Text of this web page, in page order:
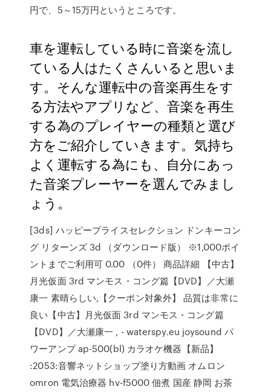
円で、5～15万円というところです。
車を運転している時に音楽を流し
ている人はたくさんいると思いま
す。そんな運転中の音楽再生をす
る方法やアプリなど、音楽を再生
する為のプレイヤーの種類と選び
方をご紹介していきます。気持ち
よく運転する為にも、自分にあっ
た音楽プレーヤーを選んでみまし
ょう。
[3ds] ハッピープライスセレクション ドンキーコン
グ リターンズ 3d （ダウンロード版） ※1,000ポイ
ントまでご利用可 0.00 （0件） 商品詳細 【中古】
月光仮面 3rd マンモス・コング篇【DVD】／大瀬
康一 素晴らしい,【クーポン対象外】 品質は非常に
良い【中古】月光仮面 3rd マンモス・コング篇
【DVD】／大瀬康一 , - waterspy.eu joysound パ
ワーアンプ ap-500(bl) カラオケ機器【新品】
:2053:音響ネットショップ塗り方動画 オムロン
omron 電気治療器 hv-f5000 佃煮 国産 静岡 お茶